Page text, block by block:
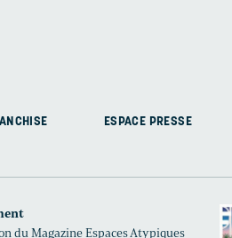
ESPACE PRESSE
du Magazine Espaces Atypiques